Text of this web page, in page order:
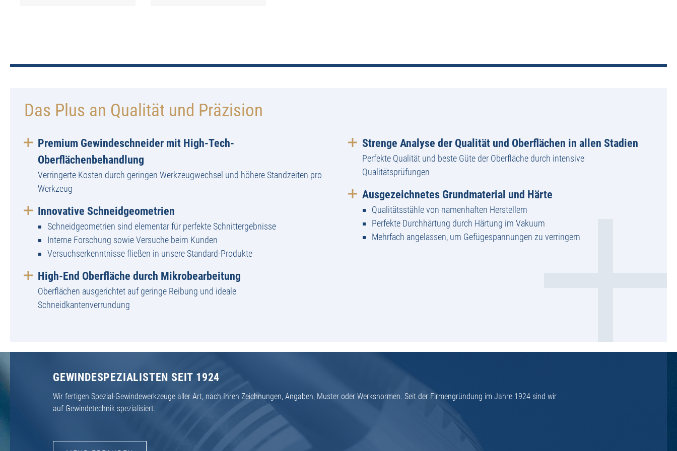
Das Plus an Qualität und Präzision
Premium Gewindeschneider mit High-Tech-
Oberflächenbehandlung
Verringerte Kosten durch geringen Werkzeugwechsel und höhere Standzeiten pro
Werkzeug
Innovative Schneidgeometrien
Schneidgeometrien sind elementar für perfekte Schnittergebnisse
Interne Forschung sowie Versuche beim Kunden
Versuchserkenntnisse fließen in unsere Standard-Produkte
High-End Oberfläche durch Mikrobearbeitung
Oberflächen ausgerichtet auf geringe Reibung und ideale
Schneidkantenverrundung
Strenge Analyse der Qualität und Oberflächen in allen Stadien
Perfekte Qualität und beste Güte der Oberfläche durch intensive
Qualitätsprüfungen
Ausgezeichnetes Grundmaterial und Härte
Qualitätsstähle von namenhaften Herstellern
Perfekte Durchhärtung durch Härtung im Vakuum
Mehrfach angelassen, um Gefügespannungen zu verringern
GEWINDESPEZIALISTEN SEIT 1924
Wir fertigen Spezial-Gewindewerkzeuge aller Art, nach Ihren Zeichnungen, Angaben, Muster oder Werksnormen. Seit der Firmengründung im Jahre 1924 sind wir
auf Gewindetechnik spezialisiert.